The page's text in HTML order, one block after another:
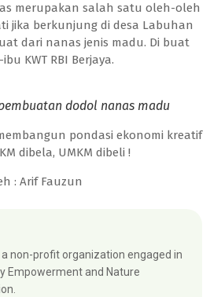
merupakan salah satu oleh-oleh
jika berkunjung di desa Labuhan
dari nanas jenis madu. Di buat
KWT RBI Berjaya.
dodol nanas madu
pondasi ekonomi kreatif
dibela, UMKM dibeli !
: Arif Fauzun
a non-profit organization engaged in
Empowerment and Nature